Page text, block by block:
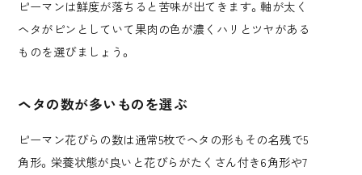
ピーマンは鮮度が落ちると苦味が出てきます。軸が太く
ヘタがピンとしていて果肉の色が濃くハリとツヤがある
ものを選びましょう。
ヘタの数が多いものを選ぶ
ピーマン花びらの数は通常5枚でヘタの形もその名残で5
角形。栄養状態が良いと花びらがたくさん付き6角形や7